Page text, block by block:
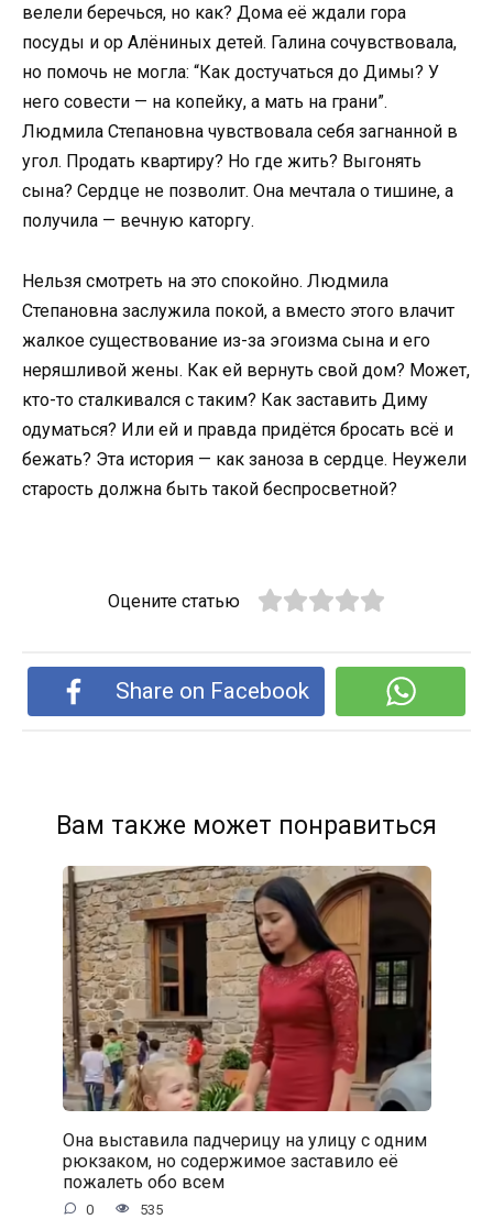
велели беречься, но как? Дома её ждали гора
посуды и ор Алёниных детей. Галина сочувствовала,
но помочь не могла: “Как достучаться до Димы? У
него совести — на копейку, а мать на грани”.
Людмила Степановна чувствовала себя загнанной в
угол. Продать квартиру? Но где жить? Выгонять
сына? Сердце не позволит. Она мечтала о тишине, а
получила — вечную каторгу.
Нельзя смотреть на это спокойно. Людмила
Степановна заслужила покой, а вместо этого влачит
жалкое существование из-за эгоизма сына и его
неряшливой жены. Как ей вернуть свой дом? Может,
кто-то сталкивался с таким? Как заставить Диму
одуматься? Или ей и правда придётся бросать всё и
бежать? Эта история — как заноза в сердце. Неужели
старость должна быть такой беспросветной?
Оцените статью
Share on Facebook
Вам также может понравиться
Она выставила падчерицу на улицу с одним
рюкзаком, но содержимое заставило её
пожалеть обо всем
0 535